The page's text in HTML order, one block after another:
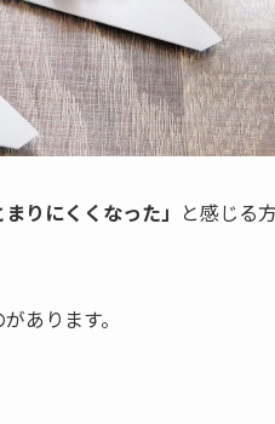
りにくくなった」 と感じる
あります。